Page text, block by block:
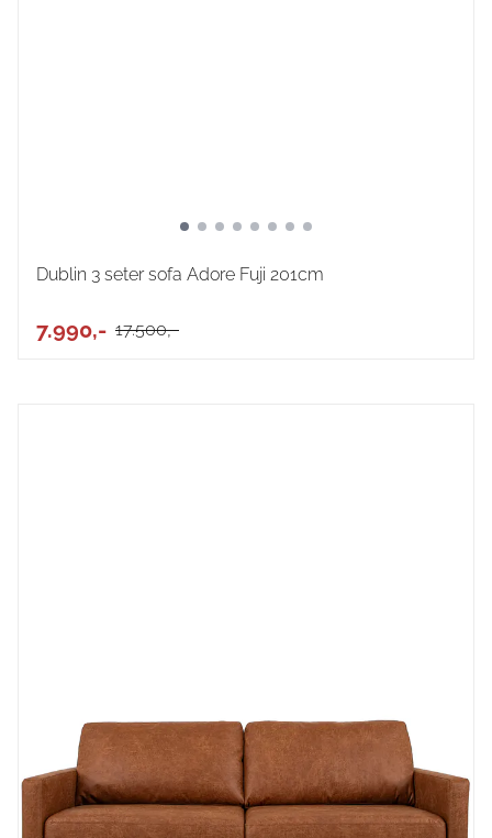
Dublin 3 seter sofa Adore Fuji 201cm
7.990,- 17.500,-